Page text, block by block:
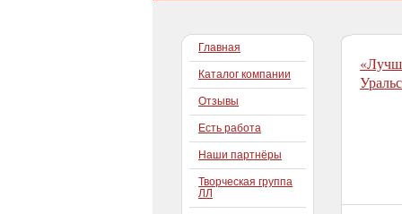
Главная
Каталог компании
Отзывы
Есть работа
Наши партнёры
Творческая группа
ЛЛ
•
•